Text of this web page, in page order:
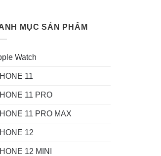
MỤC SẢN PHẨM
Watch
11
11 PRO
11 PRO MAX
12
12 MINI